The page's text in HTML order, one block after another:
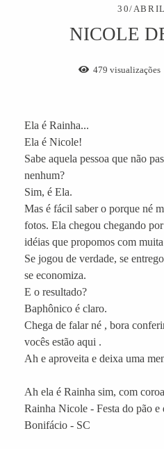
30/
NICOLE
479 visualizações
Ela é Rainha...
Ela é Nicole!
Sabe aquela pessoa que não
nenhum?
Sim, é Ela.
Mas é fácil saber o porque né
fotos. Ela chegou chegando
idéias que propomos com
Se jogou de verdade, se
se economiza.
E o resultado?
Baphônico é claro.
Chega de falar né , bora
vocês estão aqui .
Ah e aproveita e deixa uma
Ah ela é Rainha sim, com
Rainha Nicole - Festa do pão
Bonifácio - SC